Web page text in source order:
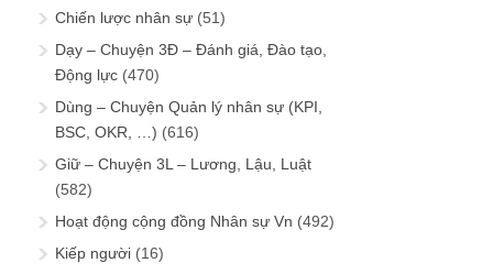
Chiến lược nhân sự (51)
Dạy – Chuyện 3Đ – Đánh giá, Đào tạo,
Động lực (470)
Dùng – Chuyện Quản lý nhân sự (KPI,
BSC, OKR, …) (616)
Giữ – Chuyện 3L – Lương, Lậu, Luật
(582)
Hoạt động cộng đồng Nhân sự Vn (492)
Kiếp người (16)